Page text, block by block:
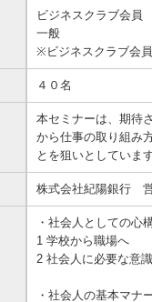
ビジネスクラブ会
一般 お一人
※ビジネスクラブ会
４０名
本セミナーは、期待
から仕事の取り組み
とを狙いとしていま
株式会社紀陽銀行
・社会人としての心
1 学校から職場へ
2 社会人に必要な意識
・社会人の基本マナ